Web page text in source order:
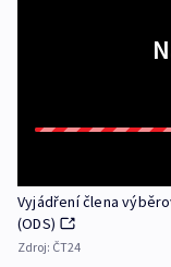
Vyjádření člena
(ODS)
Zdroj: ČT24